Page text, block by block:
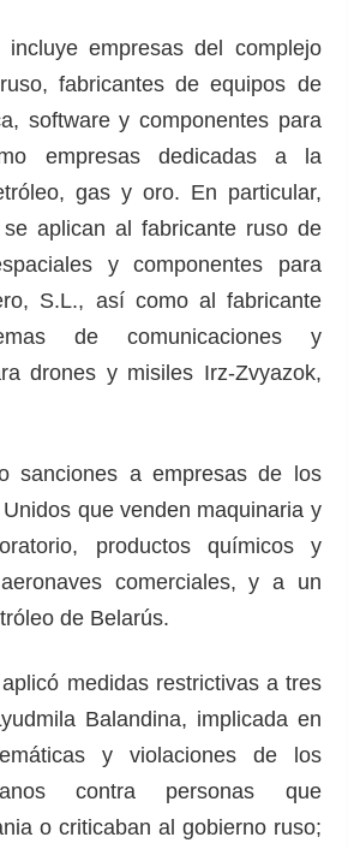
empresas del complejo
fabricantes de equipos de
software y componentes para
empresas dedicadas a la
gas y oro. En particular,
aplican al fabricante ruso de
y componentes para
S.L., así como al fabricante
de comunicaciones y
drones y misiles Irz-Zvyazok,
sanciones a empresas de los
que venden maquinaria y
productos químicos y
comerciales, y a un
de Belarús.
medidas restrictivas a tres
Balandina, implicada en
y violaciones de los
contra personas que
o criticaban al gobierno ruso;